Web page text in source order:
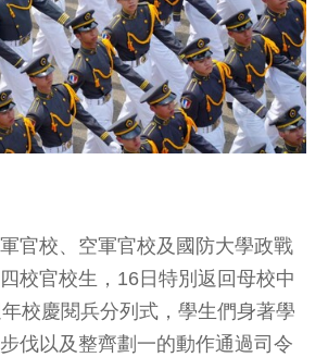
官校、空軍官校及國防大學政戰
校官校生，16日特別返回母校中
校慶閱兵分列式，學生們身著學
伐以及整齊劃一的動作通過司令